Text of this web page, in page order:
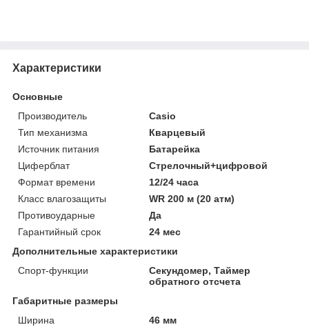
Характеристики
Основные
Производитель
Casio
Тип механизма
Кварцевый
Источник питания
Батарейка
Циферблат
Стрелочный+цифровой
Формат времени
12/24 часа
Класс влагозащиты
WR 200 м (20 атм)
Противоударные
Да
Гарантийный срок
24 мес
Дополнительные характеристики
Спорт-функции
Секундомер, Таймер
обратного отсчета
Габаритные размеры
Ширина
46 мм